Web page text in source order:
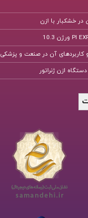
خشکبار با ازن
کاربردهای آن در صنعت و پزشکی
ازن ژنراتور